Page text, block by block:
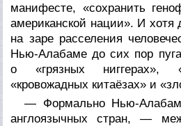
манифесте, «сохранить
американской нации». И
на заре расселения
Нью-Алабаме до сих пор
о «грязных ниггерах»,
«кровожадных китаёзах» и
— Формально Нью-
англоязычных стран, —